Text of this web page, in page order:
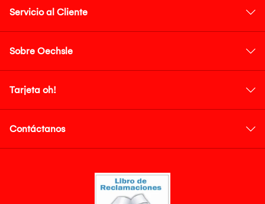
Servicio al Cliente
Sobre Oechsle
Tarjeta oh!
Contáctanos